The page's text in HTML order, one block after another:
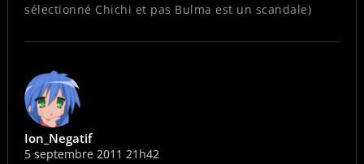
sélectionné Chichi et pas Bulma est un scandale)
Ion_Negatif
5 septembre 2011 21h42